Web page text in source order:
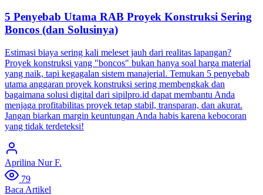
5 Penyebab Utama RAB Proyek Konstruksi Sering
Boncos (dan Solusinya)
Estimasi biaya sering kali meleset jauh dari realitas lapangan?
Proyek konstruksi yang "boncos" bukan hanya soal harga material
yang naik, tapi kegagalan sistem manajerial. Temukan 5 penyebab
utama anggaran proyek konstruksi sering membengkak dan
bagaimana solusi digital dari sipilpro.id dapat membantu Anda
menjaga profitabilitas proyek tetap stabil, transparan, dan akurat.
Jangan biarkan margin keuntungan Anda habis karena kebocoran
yang tidak terdeteksi!
Aprilina Nur F.
79
Baca Artikel